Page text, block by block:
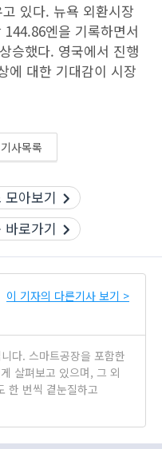
있다. 뉴욕 외환시장
엔을 기록하면서
승했다. 영국에서 진행
에 대한 기대감이 시장
기사목록
아보기
로가기
이 기자의 다른기사 보기 >
다. 스마트공장을 포함한
살펴보고 있으며, 그 외
한 번씩 곁눈질하고